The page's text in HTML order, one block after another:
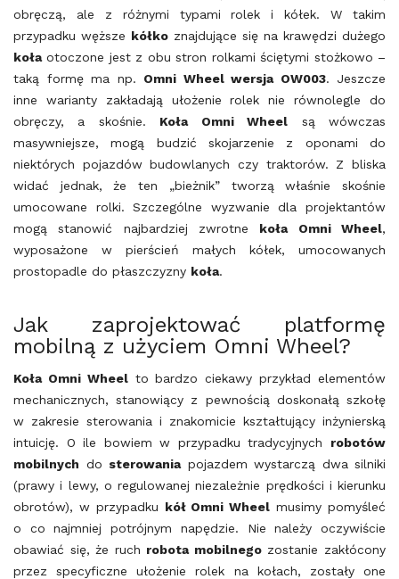
obręczą, ale z różnymi typami rolek i kółek. W takim
przypadku węższe kółko znajdujące się na krawędzi dużego
kołaotoczone jest z obu stron rolkami ściętymi stożkowo –
taką formę ma np. Omni Wheel wersja OW003. Jeszcze
inne warianty zakładają ułożenie rolek nie równolegle do
obręczy, a skośnie. Koła Omni Wheel są wówczas
masywniejsze, mogą budzić skojarzenie z oponami do
niektórych pojazdów budowlanych czy traktorów. Z bliska
widać jednak, że ten „bieżnik” tworzą właśnie skośnie
umocowane rolki. Szczególne wyzwanie dla projektantów
mogą stanowić najbardziej zwrotne koła Omni Wheel,
wyposażone w pierścień małych kółek, umocowanych
prostopadle do płaszczyzny koła.
Jak zaprojektować platformę
mobilną z użyciem Omni Wheel?
Koła Omni Wheelto bardzo ciekawy przykład elementów
mechanicznych, stanowiący z pewnością doskonałą szkołę
w zakresie sterowania i znakomicie kształtujący inżynierską
intuicję. O ile bowiem w przypadku tradycyjnych robotów
mobilnych do sterowaniapojazdem wystarczą dwa silniki
(prawy i lewy, o regulowanej niezależnie prędkości i kierunku
obrotów), w przypadku kół Omni Wheel musimy pomyśleć
o co najmniej potrójnym napędzie. Nie należy oczywiście
obawiać się, że ruch robota mobilnegozostanie zakłócony
przez specyficzne ułożenie rolek na kołach, zostały one